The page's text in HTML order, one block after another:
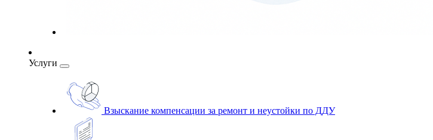
Услуги
Взыскание компенсации за ремонт и неустойки по ДДУ